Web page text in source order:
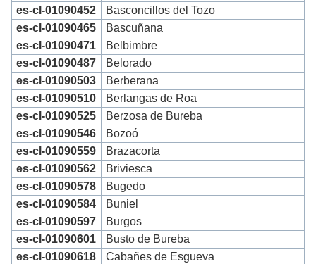
es-cl-01090452
Basconcillos del Tozo
es-cl-01090465
Bascuñana
es-cl-01090471
Belbimbre
es-cl-01090487
Belorado
es-cl-01090503
Berberana
es-cl-01090510
Berlangas de Roa
es-cl-01090525
Berzosa de Bureba
es-cl-01090546
Bozoó
es-cl-01090559
Brazacorta
es-cl-01090562
Briviesca
es-cl-01090578
Bugedo
es-cl-01090584
Buniel
es-cl-01090597
Burgos
es-cl-01090601
Busto de Bureba
es-cl-01090618
Cabañes de Esgueva